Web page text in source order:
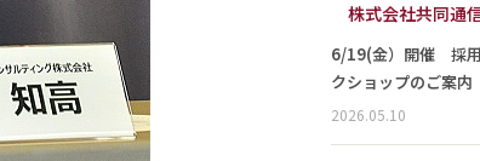
株式会社共同通
6/19(金）開催 採
クショップのご案内
2026.05.10